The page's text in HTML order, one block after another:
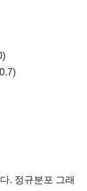
. 정규분포 그래